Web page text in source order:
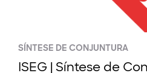
SÍNTESE DE CONJUNTURA
ISEG | Síntese de